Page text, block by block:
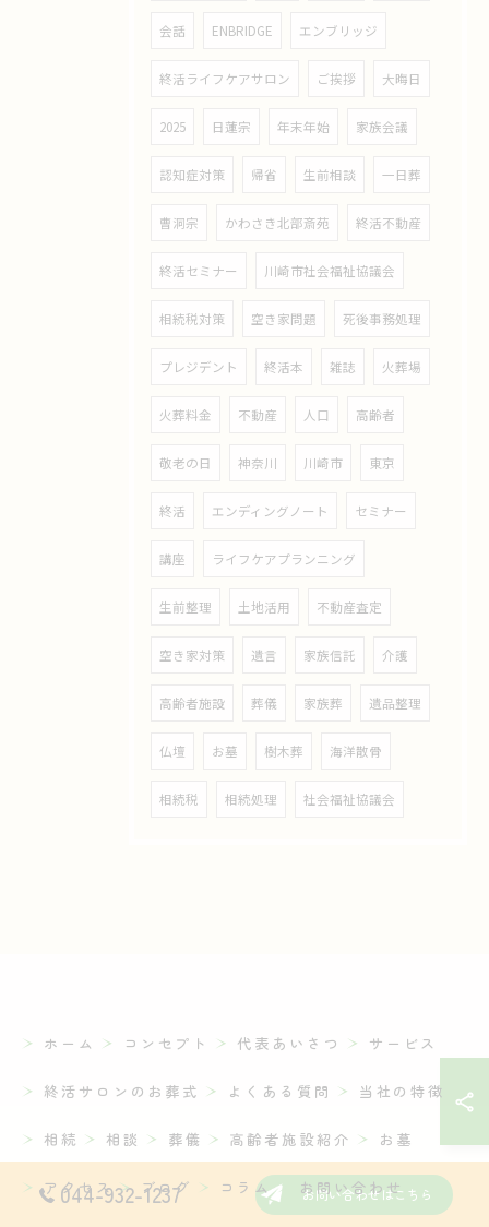
会話 ENBRIDGE エンブリッジ
終活ライフケアサロン ご挨拶 大晦日
2025 日蓮宗 年末年始 家族会議
認知症対策 帰省 生前相談 一日葬
曹洞宗 かわさき北部斎苑 終活不動産
終活セミナー 川崎市社会福祉協議会
相続税対策 空き家問題 死後事務処理
プレジデント 終活本 雑誌 火葬場
火葬料金 不動産 人口 高齢者
敬老の日 神奈川 川崎市 東京
終活 エンディングノート セミナー
講座 ライフケアプランニング
生前整理 土地活用 不動産査定
空き家対策 遺言 家族信託 介護
高齢者施設 葬儀 家族葬 遺品整理
仏壇 お墓 樹木葬 海洋散骨
相続税 相続処理 社会福祉協議会
044-932-1237 お問い合わせはこちら
ホーム コンセプト 代表あいさつ サービス
終活サロンのお葬式 よくある質問 当社の特徴
相続 相談 葬儀 高齢者施設紹介 お墓
アクセス ブログ コラム お問い合わせ